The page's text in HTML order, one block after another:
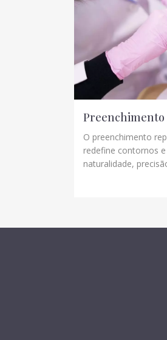
Preenchimento
O preenchimento
redefine contornos
naturalidade,